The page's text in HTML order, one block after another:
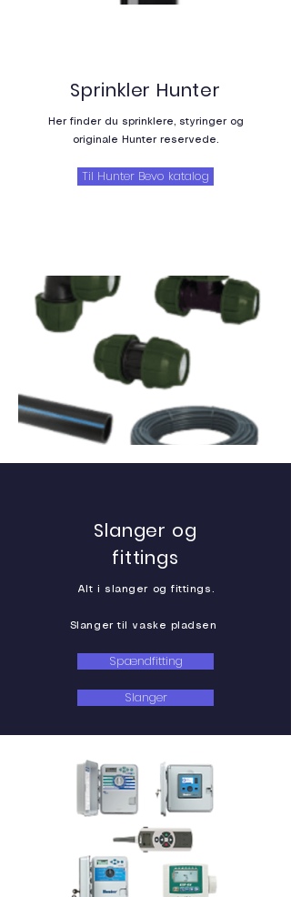
Sprinkler Hunter
Her finder du sprinklere, styringer og
originale Hunter reservede.
Til Hunter Bevo katalog
Slanger og
fittings
Alt i slanger og fittings.
Slanger til vaske pladsen
Spændfitting
Slanger